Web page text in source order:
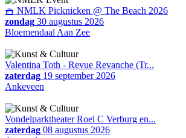
🧺 NMLK Picknicken @ The Beach 2026
zondag 30 augustus 2026
Bloemendaal Aan Zee
Valentina Toth - Revue Revanche (Tr...
zaterdag 19 september 2026
Ankeveen
Vondelparktheater Roel C Verburg en...
zaterdag 08 augustus 2026